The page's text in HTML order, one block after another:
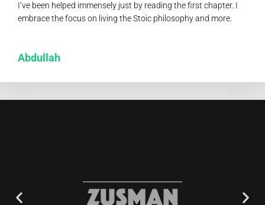
I’ve been helped immensely just by reading the first chapter. I
embrace the focus on living the Stoic philosophy and more.
Abdullah